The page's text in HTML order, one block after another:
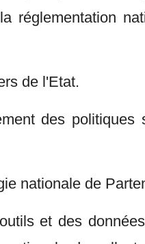
de l'Etat.
des politiques
nationale de
et des